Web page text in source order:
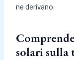
ne derivano.
solari